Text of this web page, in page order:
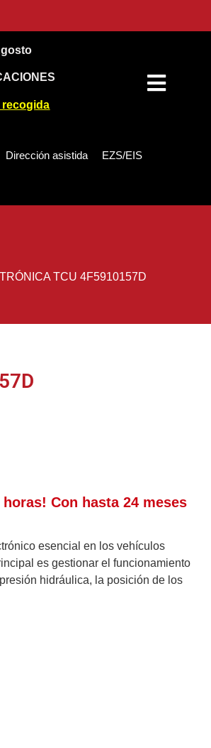
recogida
Dirección asistida EZS/EIS
TCU 4F5910157D
Con hasta 24 meses
esencial en los vehículos
es gestionar el funcionamiento
hidráulica, la posición de los